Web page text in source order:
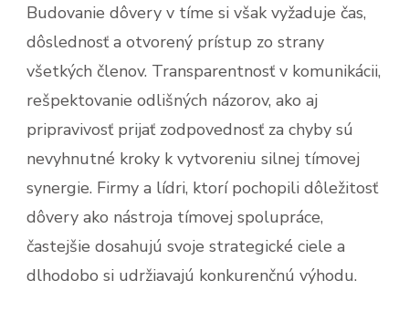
Budovanie dôvery v tíme si však vyžaduje čas,
dôslednosť a otvorený prístup zo strany
všetkých členov. Transparentnosť v komunikácii,
rešpektovanie odlišných názorov, ako aj
pripravivosť prijať zodpovednosť za chyby sú
nevyhnutné kroky k vytvoreniu silnej tímovej
synergie. Firmy a lídri, ktorí pochopili dôležitosť
dôvery ako nástroja tímovej spolupráce,
častejšie dosahujú svoje strategické ciele a
dlhodobo si udržiavajú konkurenčnú výhodu.